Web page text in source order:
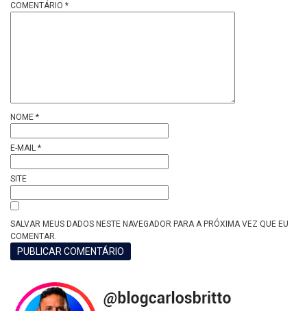
COMENTÁRIO *
NOME *
E-MAIL *
SITE
SALVAR MEUS DADOS NESTE NAVEGADOR PARA A PRÓXIMA VEZ QUE EU
COMENTAR.